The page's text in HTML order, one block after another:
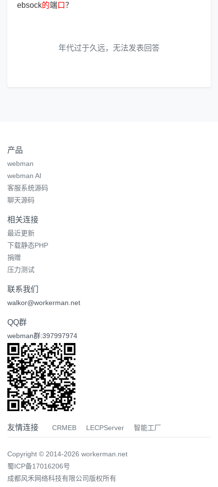
ebsock的端口？
年代过于久远，无法发表回答
产品
webman
webman AI
客服系统源码
聊天源码
相关连接
最近更新
下载静态PHP
捐赠
压力测试
联系我们
walkor@workerman.net
QQ群
webman群:397997974
友情连接 CRMEB LECPServer 智能工厂
Copyright © 2014-2026 workerman.net
蜀ICP备17016206号
成都风禾网络科技有限公司版权所有